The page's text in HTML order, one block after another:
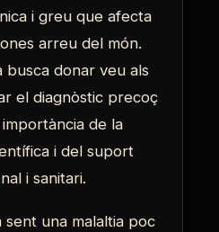
i greu que afecta
arreu del món.
busca donar veu als
el diagnòstic precoç
de la
i del suport
i sanitari.
sent una malaltia poc